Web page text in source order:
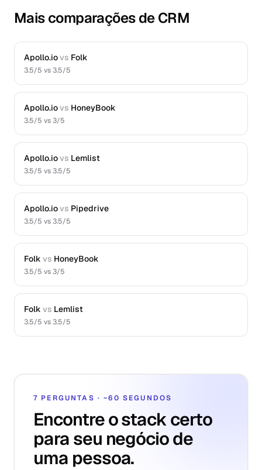
Mais comparações de CRM
Apollo.iovs Folk
3.5/5 vs3.5/5
Apollo.iovs HoneyBook
3.5/5 vs3/5
Apollo.iovs Lemlist
3.5/5 vs3.5/5
Apollo.iovs Pipedrive
3.5/5 vs3.5/5
Folk vs HoneyBook
3.5/5 vs3/5
Folk vs Lemlist
3.5/5 vs3.5/5
7 PERGUNTAS · ~60 SEGUNDOS
Encontre o stack certo
para seu negócio de
uma pessoa.